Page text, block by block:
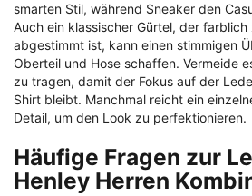
smarten Stil, während Sneaker den
Auch ein klassischer Gürtel, der
abgestimmt ist, kann einen stimmigen
Oberteil und Hose schaffen. Vermeide
zu tragen, damit der Fokus auf der
Shirt bleibt. Manchmal reicht ein
Detail, um den Look zu perfektionieren.
Häufige Fragen zur
Henley Herren